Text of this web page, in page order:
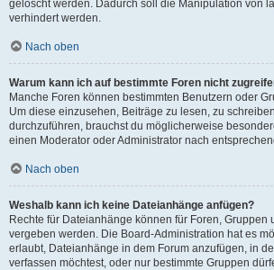
gelöscht werden. Dadurch soll die Manipulation von
verhindert werden.
Nach oben
Warum kann ich auf bestimmte Foren nicht
Manche Foren können bestimmten Benutzern oder
Um diese einzusehen, Beiträge zu lesen, zu
durchzuführen, brauchst du möglicherweise
einen Moderator oder Administrator nach
Nach oben
Weshalb kann ich keine Dateianhänge anfügen?
Rechte für Dateianhänge können für Foren, Gruppen
vergeben werden. Die Board-Administration hat es
erlaubt, Dateianhänge in dem Forum anzufügen, in
verfassen möchtest, oder nur bestimmte Gruppen